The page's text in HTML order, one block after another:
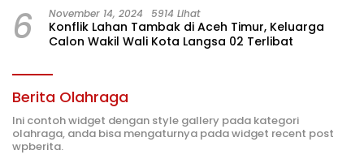
6 November 14, 2024 5914 Lihat
Konflik Lahan Tambak di Aceh Timur, Keluarga
Calon Wakil Wali Kota Langsa 02 Terlibat
Berita Olahraga
Ini contoh widget dengan style gallery pada kategori
olahraga, anda bisa mengaturnya pada widget recent post
wpberita.